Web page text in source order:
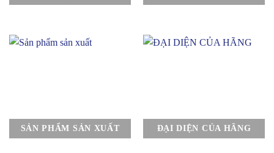
SẢN PHẨM SẢN XUẤT ĐẠI DIỆN CỦA HÃNG